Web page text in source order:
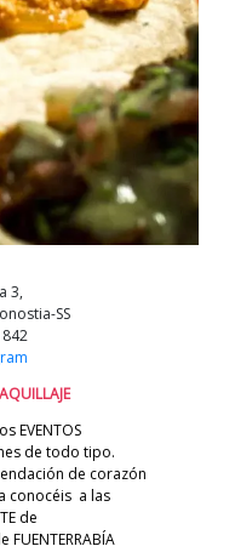
3,
SS
EVENTOS
de todo tipo.
de corazón
conocéis a las
de
FUENTERRABÍA